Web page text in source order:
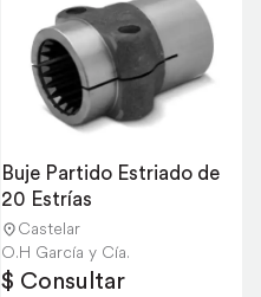
Buje Partido Estriado de
20 Estrías
Castelar
O.H García y Cía.
$ Consultar